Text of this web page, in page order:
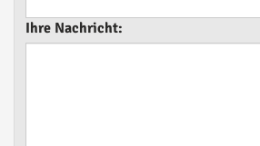
Ihre Nachricht: